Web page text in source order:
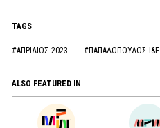
TAGS
#ΑΠΡΙΛΙΟΣ 2023 #ΠΑΠΑΔΟΠΟΥΛΟΣ Ι&Ε
ALSO FEATURED IN